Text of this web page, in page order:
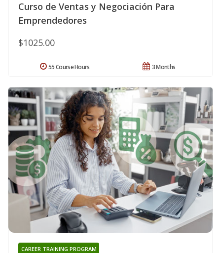
Curso de Ventas y Negociación Para
Emprendedores
$1025.00
3 Months
55 Course Hours
CAREER TRAINING PROGRAM